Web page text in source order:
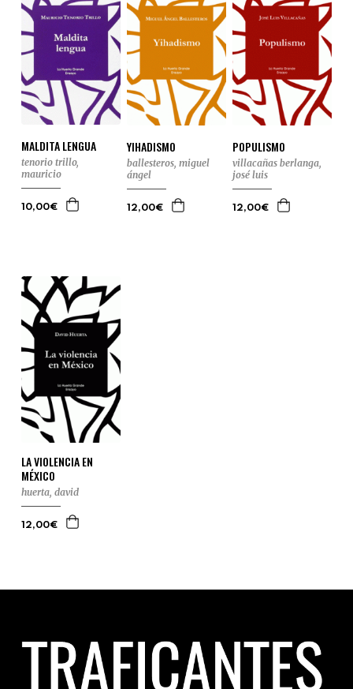
MALDITA LENGUA
tenorio trillo,
mauricio
10,00€
YIHADISMO
ballesteros, miguel
ángel
12,00€
POPULISMO
villacañas berlanga,
josé luis
12,00€
LA VIOLENCIA EN
MÉXICO
huerta, david
12,00€